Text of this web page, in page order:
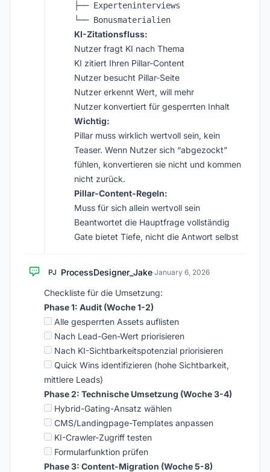
├── Experteninterviews
KI-Zitationsfluss:
Nutzer fragt KI nach Thema
KI zitiert Ihren Pillar-Content
Nutzer besucht Pillar-Seite
Nutzer erkennt Wert, will mehr
Nutzer konvertiert für gesperrten Inhalt
Wichtig:
Pillar muss wirklich wertvoll sein, kein
Teaser. Wenn Nutzer sich “abgezockt”
fühlen, konvertieren sie nicht und kommen
nicht zurück.
Pillar-Content-Regeln:
Muss für sich allein wertvoll sein
Beantwortet die Hauptfrage vollständig
Gate bietet Tiefe, nicht die Antwort selbst
PJ ProcessDesigner_Jake·January 6, 2026
Checkliste für die Umsetzung:
Phase 1: Audit (Woche 1-2)
Alle gesperrten Assets auflisten
Nach Lead-Gen-Wert priorisieren
Nach KI-Sichtbarkeitspotenzial priorisieren
Quick Wins identifizieren (hohe Sichtbarkeit,
mittlere Leads)
Phase 2: Technische Umsetzung (Woche 3-4)
Hybrid-Gating-Ansatz wählen
CMS/Landingpage-Templates anpassen
KI-Crawler-Zugriff testen
Formularfunktion prüfen
Phase 3: Content-Migration (Woche 5-8)